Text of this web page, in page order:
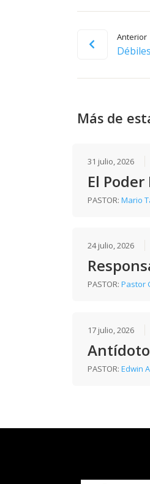
Anterior
Más de
31 julio, 2026
El
PASTOR:Mario
24 julio, 2026
PASTOR:Pastor
17 julio, 2026
Antídoto
PASTOR:Edwin